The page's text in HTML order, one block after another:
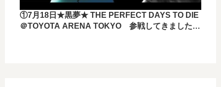
①7月18日★黒夢★ THE PERFECT DAYS TO DIE
＠TOYOTA ARENA TOKYO 参戦してきました